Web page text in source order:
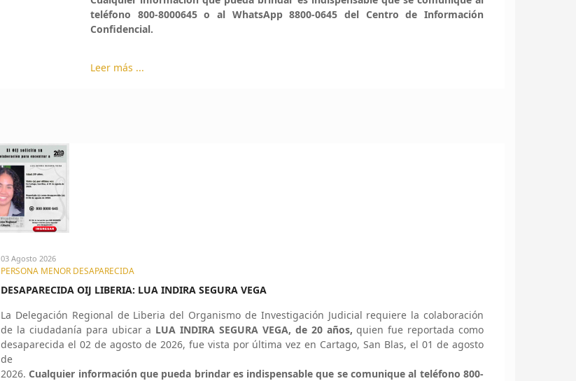
teléfono 800-8000645 o al WhatsApp 8800-0645 del Centro de Información
Confidencial.
Leer más ...
03 Agosto 2026
PERSONA MENOR DESAPARECIDA
DESAPARECIDA OIJ LIBERIA: LUA INDIRA SEGURA VEGA
La Delegación Regional de Liberia del Organismo de Investigación Judicial requiere la colaboración
de la ciudadanía para ubicar a LUA INDIRA SEGURA VEGA, de 20 años,quien fue reportada como
desaparecida el 02 de agosto de 2026, fue vista por última vez en Cartago, San Blas, el 01 de agosto
de
2026. Cualquier información que pueda brindar es indispensable que se comunique al teléfono 800-